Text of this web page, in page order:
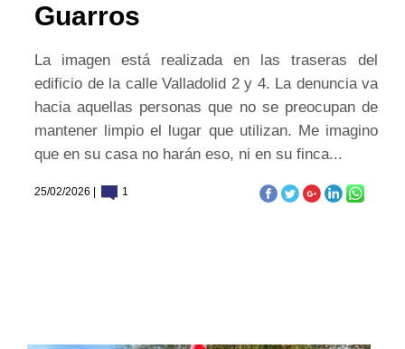
Guarros
La imagen está realizada en las traseras del
edificio de la calle Valladolid 2 y 4. La denuncia va
hacia aquellas personas que no se preocupan de
mantener limpio el lugar que utilizan. Me imagino
que en su casa no harán eso, ni en su finca...
25/02/2026 | 1